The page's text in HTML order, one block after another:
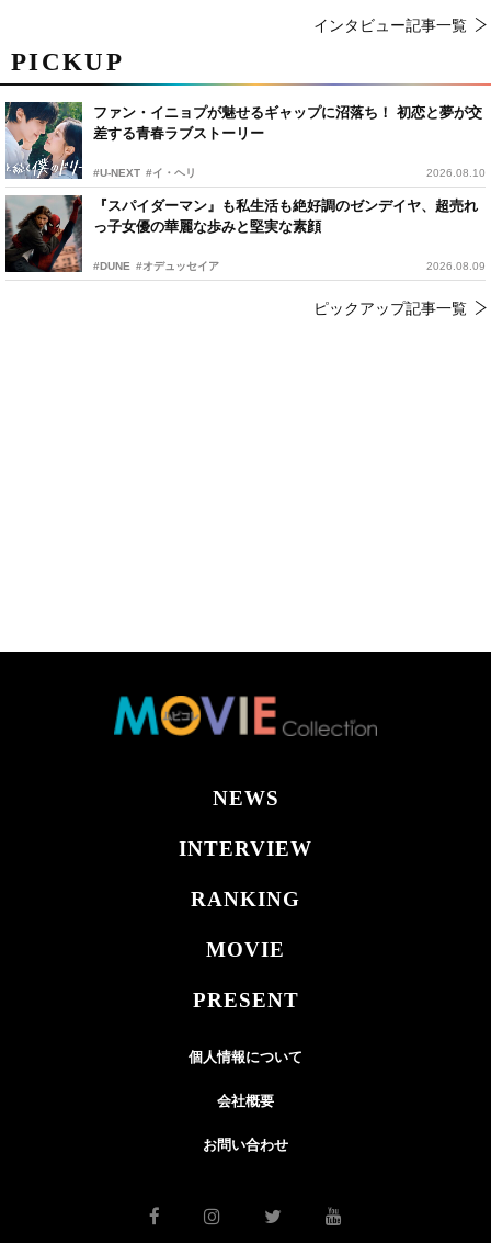
PICKUP
ファン・イニョプが魅せるギャップに沼落ち！ 初恋と夢が交
差する青春ラブストーリー
#U-NEXT #イ・ヘリ 2026.08.10
『スパイダーマン』も私生活も絶好調のゼンデイヤ、超売れ
っ子女優の華麗な歩みと堅実な素顔
#DUNE #オデュッセイア 2026.08.09
ピックアップ記事一覧
インタビュー記事一覧
NEWS
INTERVIEW
RANKING
MOVIE
PRESENT
個人情報について
会社概要
お問い合わせ